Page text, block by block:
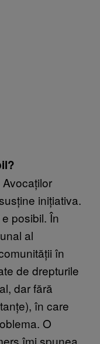
inițiativa.
posibil. În
al
în
de drepturile
dar fără
în care
O
îmi spunea